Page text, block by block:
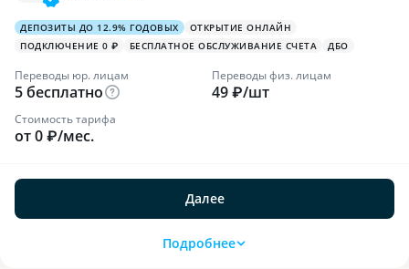
ДЕПОЗИТЫ ДО 12.9% ГОДОВЫХ
ОТКРЫТИЕ ОНЛАЙН
ПОДКЛЮЧЕНИЕ 0 ₽
БЕСПЛАТНОЕ ОБСЛУЖИВАНИЕ СЧЕТА ДБО
Переводы юр. лицам
5 бесплатно
Переводы физ. лицам
49 ₽/шт
Стоимость тарифа
от 0 ₽/мес.
Далее
Подробнее